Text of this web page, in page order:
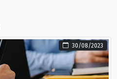
30/08/2023